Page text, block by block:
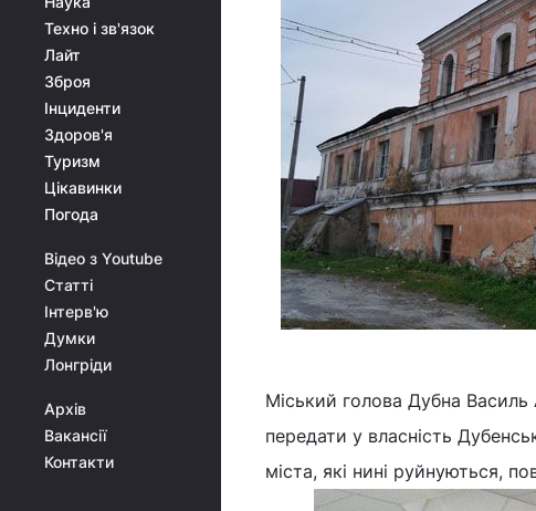
Техно і зв'язок
Лайт
Зброя
Інциденти
Здоров'я
Туризм
Цікавинки
Погода
Відео з Youtube
Статті
Інтерв'ю
Думки
Лонгріди
Архів
Вакансії
Контакти
Міський голова Дубна Василь
передати у власність
міста, які нині руйнуються,